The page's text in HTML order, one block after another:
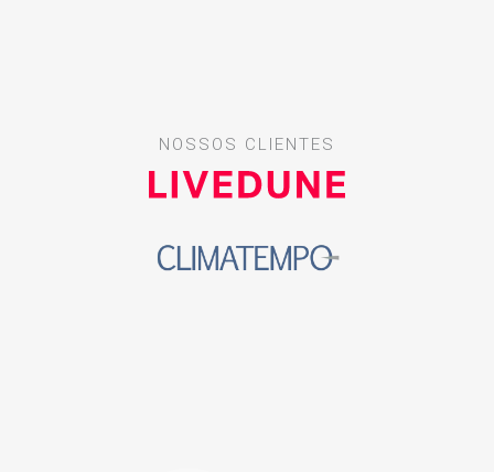
NOSSOS CLIENTES